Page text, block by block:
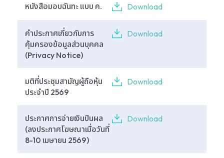
หนังสือมอบฉันทะ แบบ ค. Download
คำประกาศเกี่ยวกับการ
คุ้มครองข้อมูลส่วนบุคคล
(Privacy Notice)
Download
มติที่ประชุมสามัญผู้ถือหุ้น
ประจำปี 2569
Download
ประกาศการจ่ายเงินปันผล
(ลงประกาศโฆษณาเมื่อวันที่
8-10 เมษายน 2569)
Download